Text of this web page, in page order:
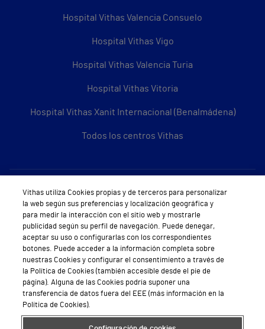
Hospital Vithas Valencia Consuelo
Hospital Vithas Vigo
Hospital Vithas Valencia Turia
Hospital Vithas Vitoria
Hospital Vithas Xanit Internacional (Benalmádena)
Todos los centros Vithas
Sobre Vithas
Quiénes somos
Trabajar en Vithas
Teléfono Cita Médica
Teléfono Atención al Cliente
Política de seguridad y salud en el trabajo
Vithas utiliza Cookies propias y de terceros para personalizar
la web según sus preferencias y localización geográfica y
para medir la interacción con el sitio web y mostrarle
publicidad según su perfil de navegación. Puede denegar,
aceptar su uso o configurarlas con los correspondientes
botones. Puede acceder a la información completa sobre
nuestras Cookies y configurar el consentimiento a través de
la Política de Cookies (también accesible desde el pie de
página). Alguna de las Cookies podría suponer una
transferencia de datos fuera del EEE (más información en la
Política de Cookies).